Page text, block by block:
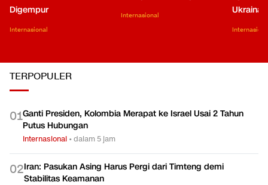
Digempur
Internasional
Internasional
Ukraina
TERPOPULER
01Ganti Presiden, Kolombia Merapat ke Israel Usai 2 Tahun
Putus Hubungan
Internasional •dalam 5 jam
02Iran: Pasukan Asing Harus Pergi dari Timteng demi
Stabilitas Keamanan